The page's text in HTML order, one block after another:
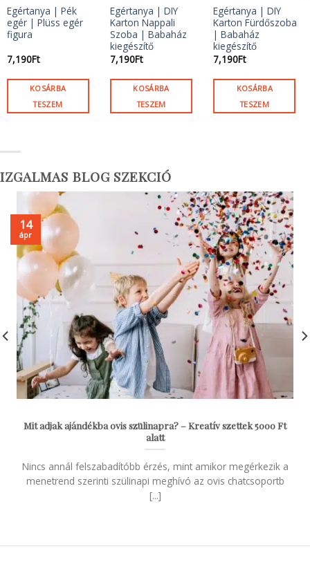
Egértanya | Pék
egér | Plüss egér
figura
7,190Ft
KOSÁRBA
TESZEM
Egértanya | DIY
Karton Nappali
Szoba | Babaház
kiegészítő
7,190Ft
KOSÁRBA
TESZEM
Egértanya | DIY
Karton Fürdőszoba
| Babaház
kiegészítő
7,190Ft
KOSÁRBA
TESZEM
IZGALMAS BLOG SZEKCIÓ
Mit adjak ajándékba ovis szülinapra? – Kreatív szettek 5000 Ft
alatt
Nincs annál felszabadítóbb érzés, mint amikor megérkezik a
menetrend szerinti szülinapi meghívó az ovis chatcsoportb
[...]
14
ápr